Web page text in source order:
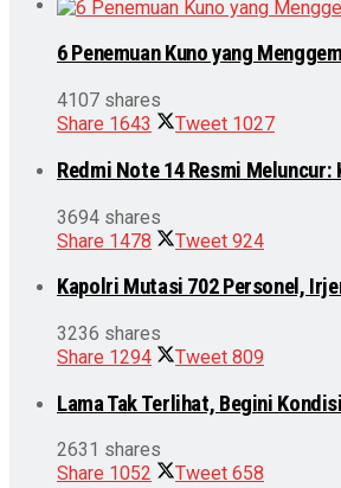
6 Penemuan Kuno yang
4107 shares
Share 1643 Tweet 1027
Redmi Note 14 Resmi Meluncur:
3694 shares
Share 1478 Tweet 924
Kapolri Mutasi 702 Personel,
3236 shares
Share 1294 Tweet 809
Lama Tak Terlihat, Begini
2631 shares
Share 1052 Tweet 658